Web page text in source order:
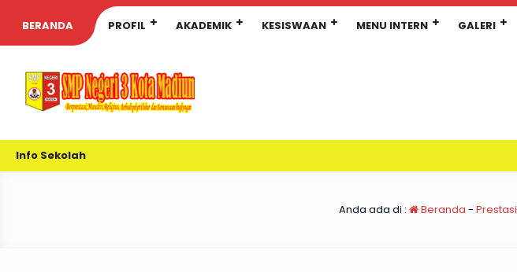
BERANDA PROFIL AKADEMIK KESISWAAN MENU INTERN GALERI
Info Sekolah
Anda ada di : Beranda - Prestasi